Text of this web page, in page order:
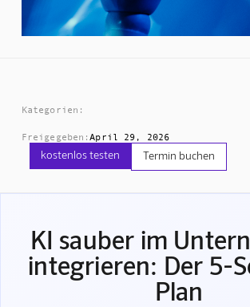
Kategorien:
Freigegeben:April 29, 2026
kostenlos testen Termin buchen
KI sauber im
integrieren: Der 5-
Plan